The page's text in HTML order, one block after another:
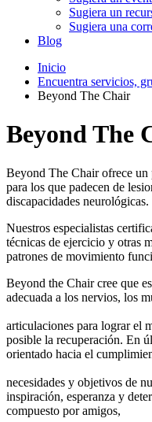
Sugiera un
Sugiera una
Blog
Inicio
Encuentra servicios,
Beyond The Chair
Beyond The
Beyond The Chair ofrece un
para los que padecen de
discapacidades neurológicas.
Nuestros especialistas
técnicas de ejercicio y otras
patrones de movimiento
Beyond the Chair cree que
adecuada a los nervios, los
articulaciones para lograr el
posible la recuperación. En
orientado hacia el
necesidades y objetivos de
inspiración, esperanza y
compuesto por amigos,